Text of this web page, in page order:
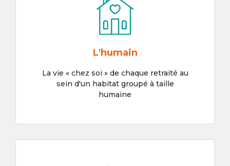
L'humain
La vie « chez soi » de chaque retraité au
sein d'un habitat groupé à taille
humaine